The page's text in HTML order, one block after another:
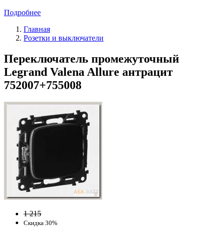
Подробнее
Главная
Розетки и выключатели
Переключатель промежуточный
Legrand Valena Allure антрацит
752007+755008
1 215
Скидка 30%